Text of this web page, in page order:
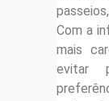
Com a
mais
evitar